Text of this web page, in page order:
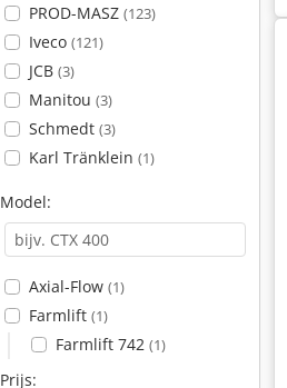
PROD-MASZ (123)
Iveco (121)
JCB (3)
Manitou (3)
Schmedt (3)
Karl Tränklein (1)
Model:
Axial-Flow (1)
Farmlift (1)
Farmlift 742 (1)
Prijs: